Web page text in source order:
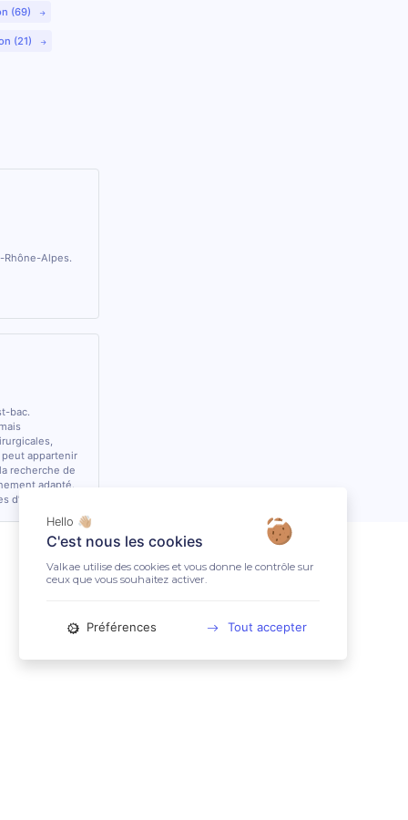
(69)
(21)
Rhône-Alpes.
bac.
appartenir
recherche de
adapté.
Hello 👋🏼
C'est nous les cookies
Valkae utilise des cookies et vous donne le contrôle sur
ceux que vous souhaitez activer.
Préférences Tout accepter